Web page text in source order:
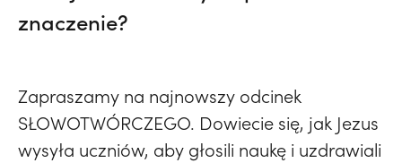
znaczenie?
Zapraszamy na najnowszy odcinek
SŁOWOTWÓRCZEGO. Dowiecie się, jak Jezus
wysyła uczniów, aby głosili naukę i uzdrawiali